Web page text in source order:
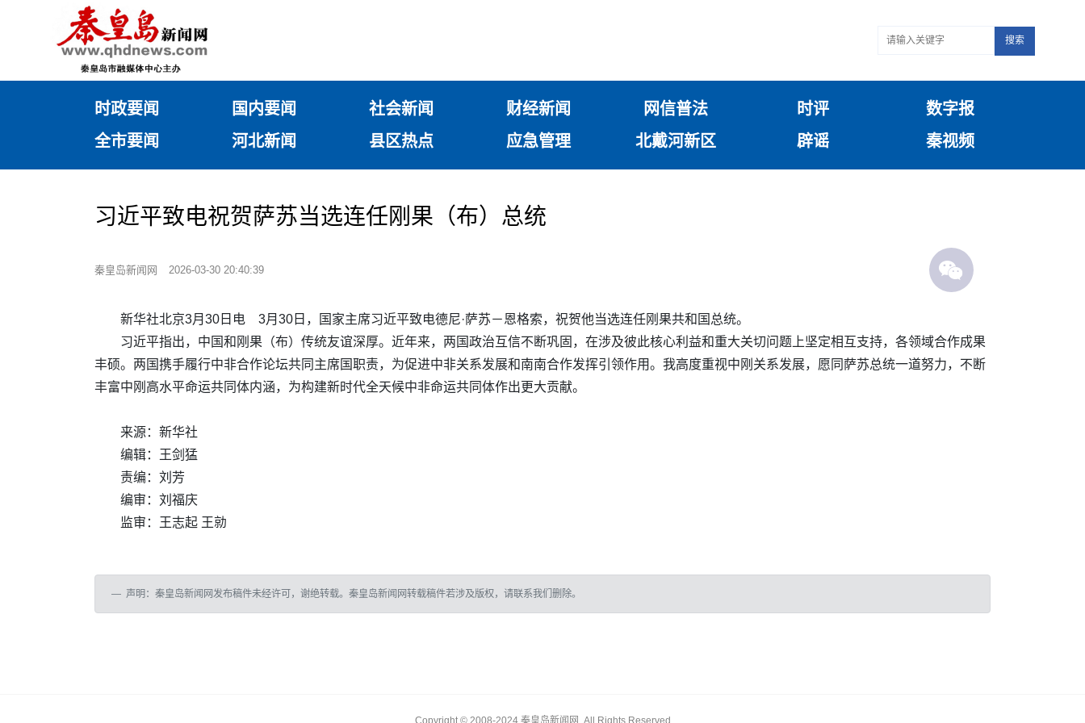
搜索
时政要闻 国内要闻 社会新闻 财经新闻 网信普法 时评
数字报
全市要闻
河北新闻 县区热点 应急管理 北戴河新区 辟谣 秦视频
习近平致电祝贺萨苏当选连任刚果（布）总统
秦皇岛新闻网 2026-03-30 20:40:39
新华社北京3月30日电 3月30日，国家主席习近平致电德尼·萨苏－恩格索，祝贺他当选连任刚果共和国总统。
习近平指出，中国和刚果（布）传统友谊深厚。近年来，两国政治互信不断巩固，在涉及彼此核心利益和重大关切问题上坚定相互支持，各领域合作成果
丰硕。两国携手履行中非合作论坛共同主席国职责，为促进中非关系发展和南南合作发挥引领作用。我高度重视中刚关系发展，愿同萨苏总统一道努力，不断
丰富中刚高水平命运共同体内涵，为构建新时代全天候中非命运共同体作出更大贡献。
来源：新华社
编辑：王剑猛
责编：刘芳
编审：刘福庆
监审：王志起 王勍
声明：秦皇岛新闻网发布稿件未经许可，谢绝转载。秦皇岛新闻网转载稿件若涉及版权，请联系我们删除。
Copyright © 2008-2024 秦皇岛新闻网, All Rights Reserved